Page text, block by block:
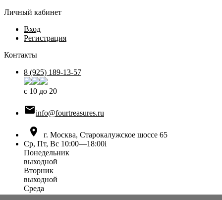
Личный кабинет
Вход
Регистрация
Контакты
8 (925) 189-13-57
с 10 до 20
info@fourtreasures.ru

г. Москва, Старокалужское шоссе 65
Ср, Пт, Вс 10:00—18:00i
Понедельник
выходной
Вторник
выходной
Среда
10:00 — 18:00